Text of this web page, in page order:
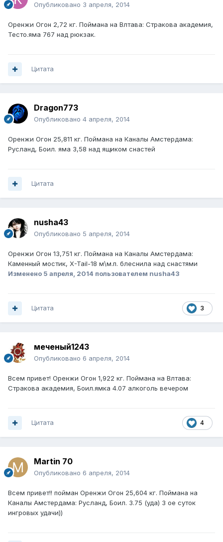
Опубликовано 3 апреля, 2014
Оренжи Огон 2,72 кг. Поймана на Влтава: Стракова академия,
Тесто.яма 767 над рюкзак.
Цитата
Dragon773
Опубликовано 4 апреля, 2014
Оренжи Огон 25,811 кг. Поймана на Каналы Амстердама:
Русланд, Боил. яма 3,58 над ящиком снастей
Цитата
nusha43
Опубликовано 5 апреля, 2014
Оренжи Огон 13,751 кг. Поймана на Каналы Амстердама:
Каменный мостик, X-Tail-18 м\м.п. блеснила над снастями
Изменено 5 апреля, 2014 пользователем nusha43
3
Цитата
меченый1243
Опубликовано 6 апреля, 2014
Всем привет! Оренжи Огон 1,922 кг. Поймана на Влтава:
Стракова академия, Боил.ямка 4.07 алкоголь вечером
4
Цитата
Martin 70
Опубликовано 6 апреля, 2014
Всем привет!! пойман Оренжи Огон 25,604 кг. Поймана на
Каналы Амстердама: Русланд, Боил. 3.75 (уда) 3 ое суток
ингровых удачи))